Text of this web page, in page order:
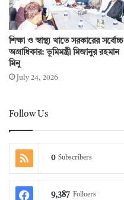
শিক্ষা ও স্বাস্থ্য খাতে সরকারের সর্বোচ্চ
অগ্রাধিকার: ভূমিমন্ত্রী মিজানুর রহমান
মিনু
July 24, 2026
Follow Us
0 Subscribers
9,387 Folloers